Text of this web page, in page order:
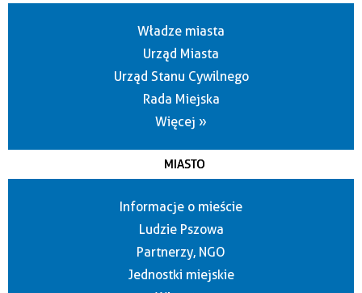
Władze miasta
Urząd Miasta
Urząd Stanu Cywilnego
Rada Miejska
Więcej »
MIASTO
Informacje o mieście
Ludzie Pszowa
Partnerzy, NGO
Jednostki miejskie